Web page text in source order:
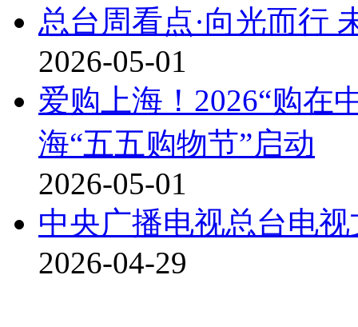
总台周看点·向光而行
2026-05-01
爱购上海！2026“购在
海“五五购物节”启动
2026-05-01
中央广播电视总台电
2026-04-29